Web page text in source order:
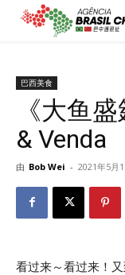
巴西美食
《大鱼
& Venda
由 Bob Wei - 2021年5月
看过来～看过来！